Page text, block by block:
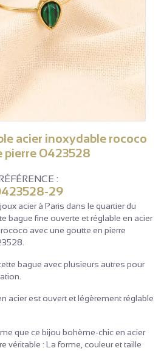
acier inoxydable rococo
pierre 0423528
:
29
acier à Paris dans le quartier du
bague fine ouverte et réglable en acier
avec une goutte en pierre
bague avec plusieurs autres pour
acier est ouvert et légèrement réglable
que ce bijou bohème-chic en acier
véritable : La forme, couleur et taille